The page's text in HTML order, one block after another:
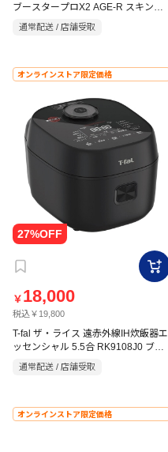
ブースタープロX2 AGE-R スキンケ
ア導入美顔器 ME-BPXT ホワイト
通常配送 / 店舗受取
オンラインストア限定価格
￥ 18,000
税込￥19,800
T-fal ザ・ライス 遠赤外線IH炊飯器エ
ッセンシャル 5.5合 RK9108J0 ブラ
ック
通常配送 / 店舗受取
オンラインストア限定価格